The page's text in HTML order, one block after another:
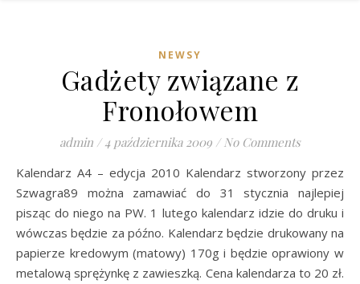
NEWSY
Gadżety związane z
Fronołowem
admin / 4 października 2009 / No Comments
Kalendarz A4 – edycja 2010 Kalendarz stworzony przez
Szwagra89 można zamawiać do 31 stycznia najlepiej
pisząc do niego na PW. 1 lutego kalendarz idzie do druku i
wówczas będzie za późno. Kalendarz będzie drukowany na
papierze kredowym (matowy) 170g i będzie oprawiony w
metalową sprężynkę z zawieszką. Cena kalendarza to 20 zł.